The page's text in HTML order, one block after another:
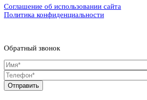
Соглашение об использовании сайта
Политика конфиденциальности
Обратный звонок